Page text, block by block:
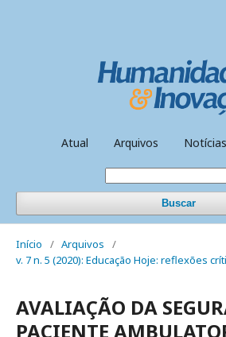
Atual Arquivos Notícias
Buscar
Início / Arquivos
/
v. 7 n. 5 (2020): Educação Hoje: reflexões
AVALIAÇÃO DA
PACIENTE